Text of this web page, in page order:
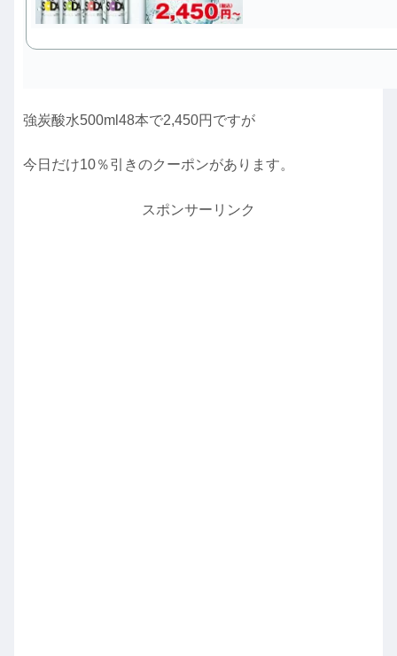
強炭酸水500ml48本で2,450円ですが
今日だけ10％引きのクーポンがあります。
スポンサーリンク